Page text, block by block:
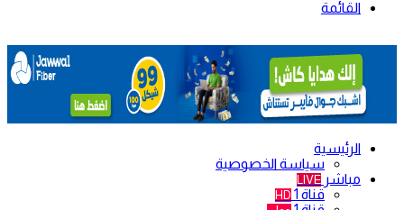
القائمة
الرئيسية
سياسة الخصوصية
مباشر LIVE
قناة 1 HD